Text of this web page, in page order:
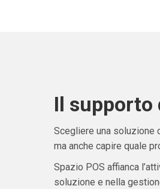
Il supporto
Scegliere una soluzione
ma anche capire quale
Spazio POS affianca
soluzione e nella